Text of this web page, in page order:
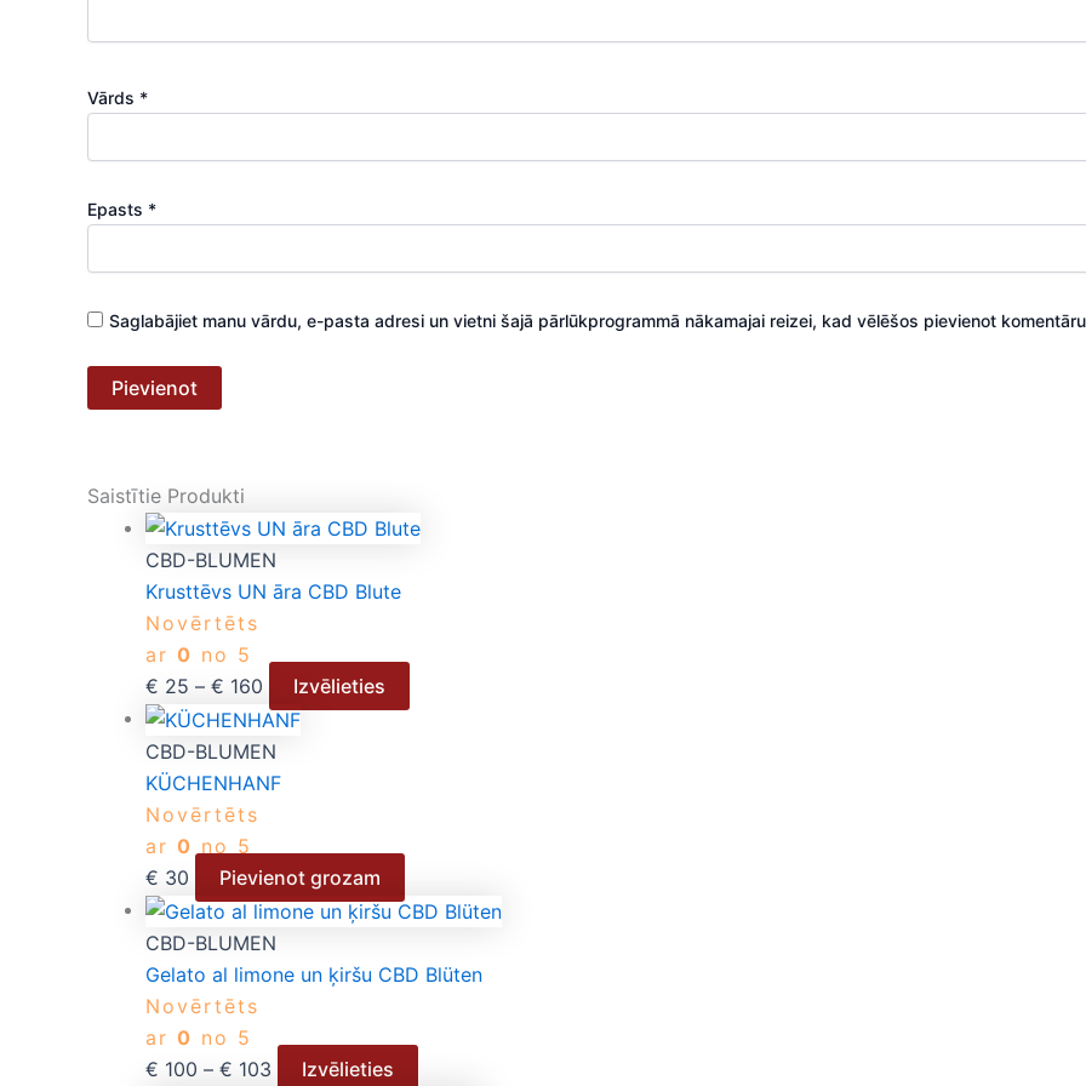
Vārds *
Epasts *
Saglabājiet manu vārdu, e-pasta adresi un vietni šajā pārlūkprogrammā nākamajai reizei, kad vēlēšos pievienot
Saistītie Produkti
CBD-BLUMEN
Krusttēvs UN āra CBD Blute
Novērtēts
ar 0 no 5
€ 25 – € 160 Izvēlieties
CBD-BLUMEN
KÜCHENHANF
Novērtēts
ar 0 no 5
€ 30 Pievienot grozam
CBD-BLUMEN
Gelato al limone un ķiršu CBD Blüten
Novērtēts
ar 0 no 5
€ 100 – € 103 Izvēlieties